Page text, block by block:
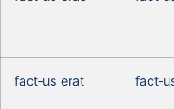
fact‑us erat